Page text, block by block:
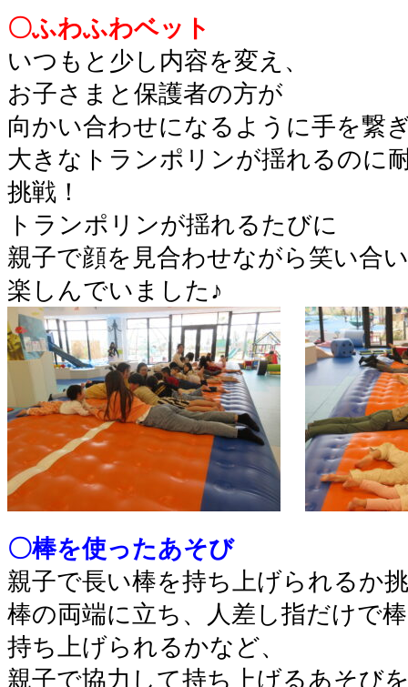
〇ふわふわベット
いつもと少し内容を変え、
お子さまと保護者の方が
向かい合わせになるように手を繋
大きなトランポリンが揺れるのに
挑戦！
トランポリンが揺れるたびに
親子で顔を見合わせながら笑い合い
楽しんでいました♪
〇棒を使ったあそび
親子で長い棒を持ち上げられるか
棒の両端に立ち、人差し指だけで
持ち上げられるかなど、
親子で協力して持ち上げるあそび